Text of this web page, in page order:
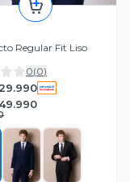
Regular Fit Liso
0(0)